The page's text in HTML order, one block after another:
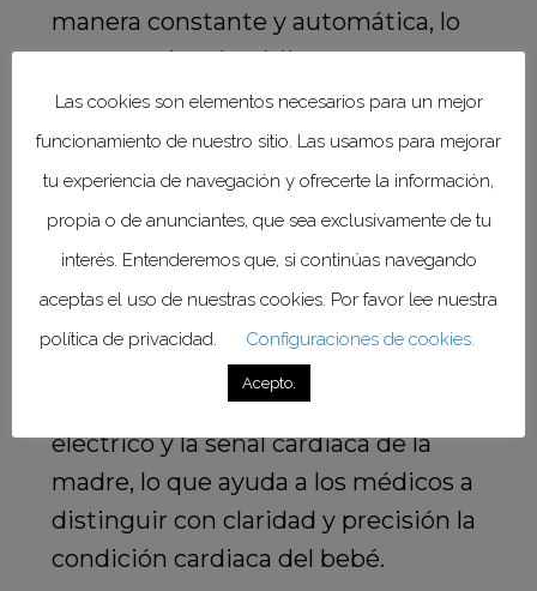
manera constante y automática, lo
que permite al médico tratante
conocer si existe sufrimiento fetal y
tomar decisiones oportunas.
Además de la enorme ventaja de
la monitorización constante y a
distancia,se desarrolló un
procedimiento de análisis, que
“limpia” la señal del corazón del
bebé, discriminando el ruido
eléctrico y la señal cardiaca de la
madre, lo que ayuda a los médicos a
distinguir con claridad y precisión la
condición cardiaca del bebé.
Las cookies son elementos necesarios para un mejor
funcionamiento de nuestro sitio. Las usamos para mejorar
tu experiencia de navegación y ofrecerte la información,
propia o de anunciantes, que sea exclusivamente de tu
interés. Entenderemos que, si continúas navegando
aceptas el uso de nuestras cookies. Por favor lee nuestra
política de privacidad.
Configuraciones de cookies.
Acepto.